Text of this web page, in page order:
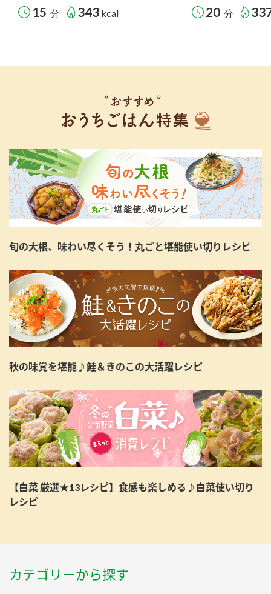
15 分 343 kcal 20 分
旬の大根、味わい尽くそう！丸ごと堪能使い切りレシピ
秋の味覚を堪能♪鮭＆きのこの大活躍レシピ
【白菜 厳選★13レシピ】食感も楽しめる♪白菜使い切り
レシピ
カテゴリーから探す